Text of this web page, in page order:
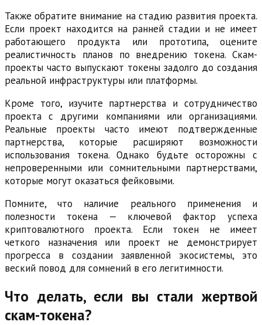
Также обратите внимание на стадию развития проекта.
Если проект находится на ранней стадии и не имеет
работающего продукта или прототипа, оцените
реалистичность планов по внедрению токена. Скам-
проекты часто выпускают токены задолго до создания
реальной инфраструктуры или платформы.
Кроме того, изучите партнерства и сотрудничество
проекта с другими компаниями или организациями.
Реальные проекты часто имеют подтвержденные
партнерства, которые расширяют возможности
использования токена. Однако будьте осторожны с
непроверенными или сомнительными партнерствами,
которые могут оказаться фейковыми.
Помните, что наличие реального применения и
полезности токена — ключевой фактор успеха
криптовалютного проекта. Если токен не имеет
четкого назначения или проект не демонстрирует
прогресса в создании заявленной экосистемы, это
веский повод для сомнений в его легитимности.
Что делать, если вы стали жертвой
скам-токена?